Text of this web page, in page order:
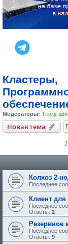
Кластеры,
Модераторы: Trinity
Новая тема
Колхоз 2-
Последнее
Клиент
Последнее
Ответы: 2
Резервное
Последнее
Ответы: 9